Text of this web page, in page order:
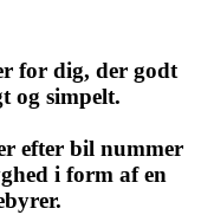
for dig, der godt
og simpelt.
efter bil nummer
i form af en